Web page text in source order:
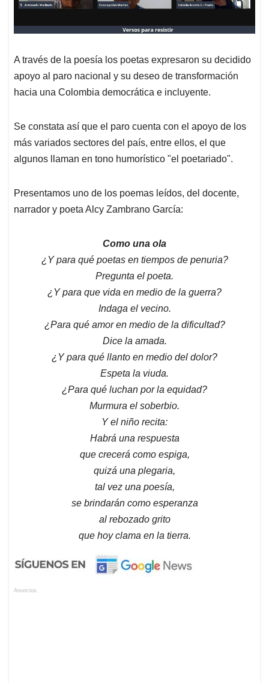
A través de la poesía los poetas expresaron su decidido
apoyo al paro nacional y su deseo de transformación
hacia una Colombia democrática e incluyente.
Se constata así que el paro cuenta con el apoyo de los
más variados sectores del país, entre ellos, el que
algunos llaman en tono humorístico "el poetariado".
Presentamos uno de los poemas leídos, del docente,
narrador y poeta Alcy Zambrano García:
Como una ola
¿Y para qué poetas en tiempos de penuria?
Pregunta el poeta.
¿Y para que vida en medio de la guerra?
Indaga el vecino.
¿Para qué amor en medio de la dificultad?
Dice la amada.
¿Y para qué llanto en medio del dolor?
Espeta la viuda.
¿Para qué luchan por la equidad?
Murmura el soberbio.
Y el niño recita:
Habrá una respuesta
que crecerá como espiga,
quizá una plegaria,
tal vez una poesía,
se brindarán como esperanza
al rebozado grito
que hoy clama en la tierra.
Anuncios.